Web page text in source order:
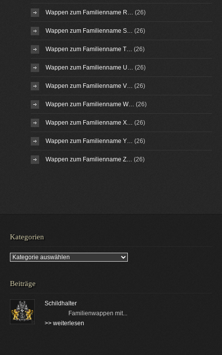
Wappen zum Familienname R… (26)
Wappen zum Familienname S… (26)
Wappen zum Familienname T… (26)
Wappen zum Familienname U… (26)
Wappen zum Familienname V… (26)
Wappen zum Familienname W… (26)
Wappen zum Familienname X… (26)
Wappen zum Familienname Y… (26)
Wappen zum Familienname Z… (26)
Kategorien
Kategorien
Beiträge
Schildhalter
Familienwappen mit...
>> weiterlesen